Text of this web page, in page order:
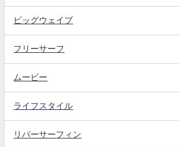
ビッグウェイブ
フリーサーフ
ムービー
ライフスタイル
リバーサーフィン